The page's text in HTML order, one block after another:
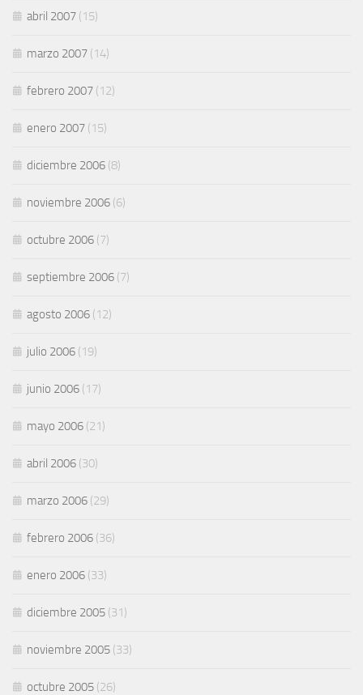
abril 2007 (15)
marzo 2007 (14)
febrero 2007 (12)
enero 2007 (15)
diciembre 2006 (8)
noviembre 2006 (6)
octubre 2006 (7)
septiembre 2006 (7)
agosto 2006 (12)
julio 2006 (19)
junio 2006 (17)
mayo 2006 (21)
abril 2006 (30)
marzo 2006 (29)
febrero 2006 (36)
enero 2006 (33)
diciembre 2005 (31)
noviembre 2005 (33)
octubre 2005 (26)